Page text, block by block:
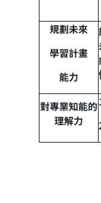
規劃未來
學習計畫
能力
對專業知能的
理解力